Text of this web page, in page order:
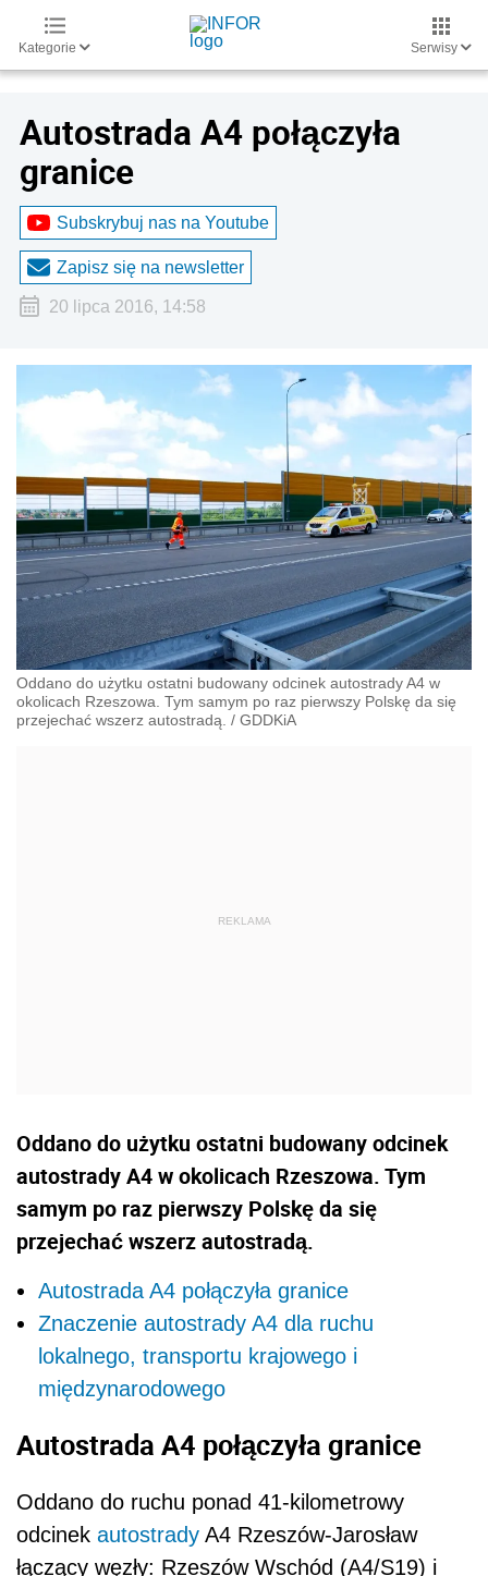
Kategorie Serwisy
Autostrada A4 połączyła
granice
Subskrybuj nas na Youtube
Zapisz się na newsletter
20 lipca 2016, 14:58
Oddano do użytku ostatni budowany odcinek autostrady A4 w
okolicach Rzeszowa. Tym samym po raz pierwszy Polskę da się
przejechać wszerz autostradą. / GDDKiA
Oddano do użytku ostatni budowany odcinek
autostrady A4 w okolicach Rzeszowa. Tym
samym po raz pierwszy Polskę da się
przejechać wszerz autostradą.
Autostrada A4 połączyła granice
Znaczenie autostrady A4 dla ruchu
lokalnego, transportu krajowego i
międzynarodowego
Autostrada A4 połączyła granice
Oddano do ruchu ponad 41-kilometrowy
odcinek autostrady A4 Rzeszów-Jarosław
łączący węzły: Rzeszów Wschód (A4/S19) i